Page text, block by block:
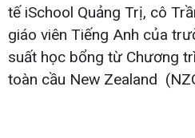
tế iSchool Quảng Trị, cô
giáo viên Tiếng Anh của
suất học bổng từ Chương
toàn cầu New Zealand